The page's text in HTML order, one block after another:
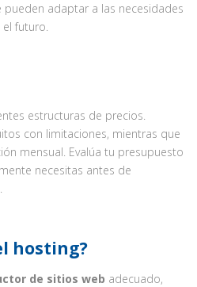
adaptar a las necesidades
futuro.
estructuras de precios.
con limitaciones, mientras que
mensual. Evalúa tu presupuesto
necesitas antes de
hosting?
de sitios web adecuado,